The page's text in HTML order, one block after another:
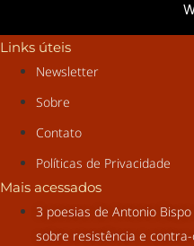
Links úteis
Newsletter
Sobre
Contato
Políticas de Privacidade
Mais acessados
3 poesias de Antonio
sobre resistência e contra-